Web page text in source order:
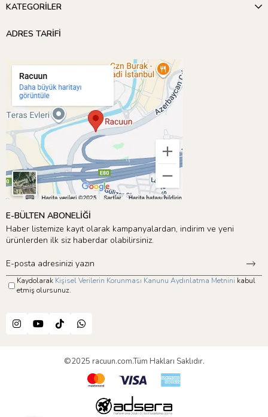
KATEGORİLER
ADRES TARİFİ
E-BÜLTEN ABONELİĞİ
Haber listemize kayıt olarak kampanyalardan, indirim ve yeni
ürünlerden ilk siz haberdar olabilirsiniz.
Kaydolarak Kişisel Verilerin Korunması Kanunu Aydınlatma Metnini kabul
etmiş olursunuz.
©2025 racuun.com.Tüm Hakları Saklıdır.